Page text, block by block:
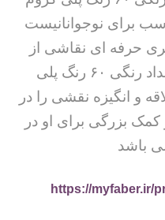
برای نوجوانانیست
حرفه ای نقاشی از
خود نشان میدهند. یک بسته مداد رنگی ۶۰ رنگ پلی
و انگیزه نقشی را در
بزرگی برای او در
https://myfaber.ir/